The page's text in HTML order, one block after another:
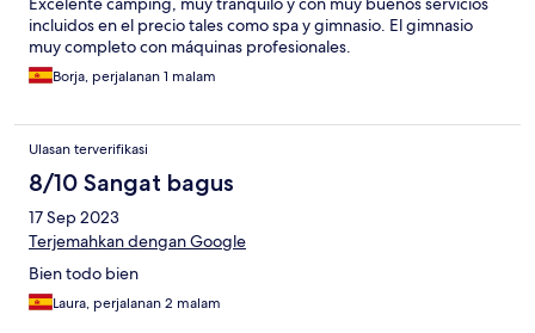
incluidos en el precio tales como spa y gimnasio. El gimnasio
muy completo con máquinas profesionales.
Borja, perjalanan 1 malam
Ulasan terverifikasi
8/10 Sangat bagus
17 Sep 2023
Terjemahkan dengan Google
Bien todo bien
Laura, perjalanan 2 malam